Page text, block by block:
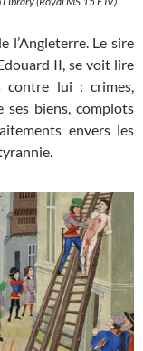
l’Angleterre. Le sire
II, se voit lire
lui : crimes,
biens, complots
envers les